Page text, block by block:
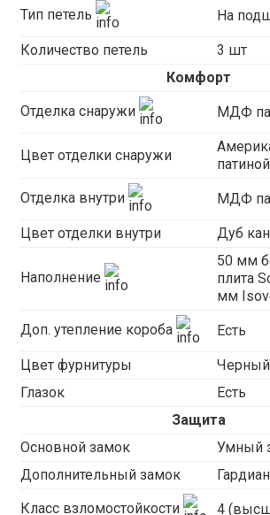
Тип петель На
Количество петель
3 шт
Комфорт
Отделка снаружи МДФ
Цвет отделки снаружи
патиной
Отделка внутри МДФ
Цвет отделки внутри Дуб
Наполнение
50 мм
плита
мм
Доп. утепление короба Есть
Цвет фурнитуры
Черный
Глазок
Есть
Защита
Основной замок
Умный
Дополнительный замок
Класс взломостойкости 4